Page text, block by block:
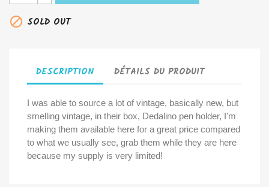
 SOLD OUT
DESCRIPTION DÉTAILS DU PRODUIT
I was able to source a lot of vintage, basically new, but
smelling vintage, in their box, Dedalino pen holder, I'm
making them available here for a great price compared
to what we usually see, grab them while they are here
because my supply is very limited!